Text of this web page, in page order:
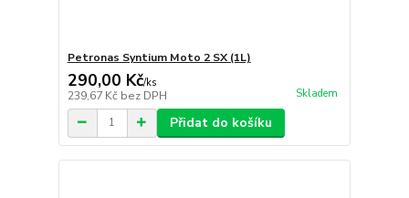
Petronas Syntium Moto 2 SX (1L)
290,00 Kč/ks
239,67 Kč bez DPH Skladem
Přidat do košíku